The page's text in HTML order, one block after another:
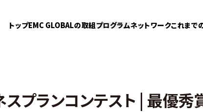
トップEMC GLOBALの取組プログラムネットワークこれまで
プランコンテスト | 最優秀